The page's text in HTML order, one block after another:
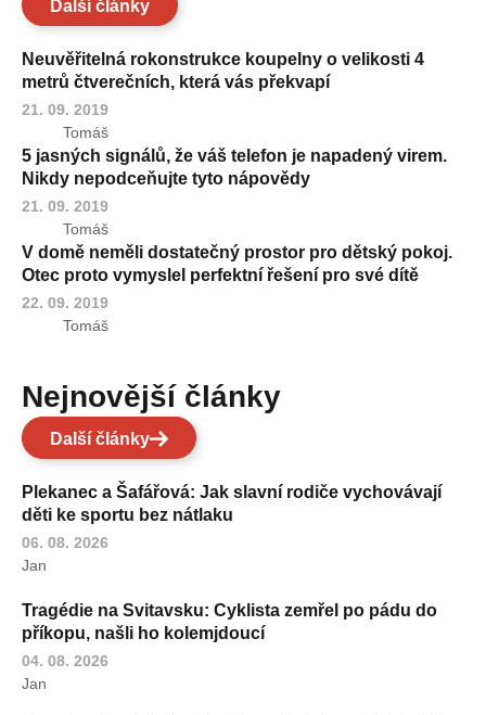
Další články
Neuvěřitelná rokonstrukce koupelny o velikosti 4
metrů čtverečních, která vás překvapí
21. 09. 2019
Tomáš
5 jasných signálů, že váš telefon je napadený virem.
Nikdy nepodceňujte tyto nápovědy
21. 09. 2019
Tomáš
V domě neměli dostatečný prostor pro dětský pokoj.
Otec proto vymyslel perfektní řešení pro své dítě
22. 09. 2019
Tomáš
Nejnovější články
Další články
Plekanec a Šafářová: Jak slavní rodiče vychovávají
děti ke sportu bez nátlaku
06. 08. 2026
Jan
Tragédie na Svitavsku: Cyklista zemřel po pádu do
příkopu, našli ho kolemjdoucí
04. 08. 2026
Jan